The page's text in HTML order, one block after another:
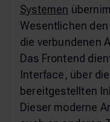
Systemen
Wesentlichen
die verbundenen
Das Frontend
Interface, über
bereitgestellten
Dieser moderne